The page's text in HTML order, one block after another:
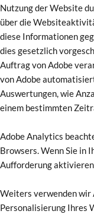
Nutzung der Website
über die
diese Informationen
dies gesetzlich
Auftrag von Adobe
von Adobe
Auswertungen, wie
einem bestimmten
Adobe Analytics
Browsers. Wenn Sie in
Aufforderung
Weiters verwenden wir
Personalisierung Ihres